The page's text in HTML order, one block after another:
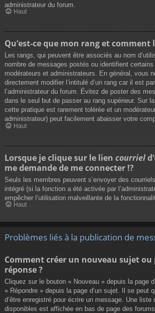
administrateur du forum.
Haut
Qu’est-ce que mon rang et comment
Les rangs, qui peuvent être associés au nom
nombre de messages postés ou identifient
modérateurs et administrateurs. En général, vous
directement modifier l’intitulé d’un rang car il est
l’administrateur du forum. Évitez de poster des
dans le seul but de passer au rang supérieur. Sur
cette pratique est rarement tolérée et un
administrateur) peut facilement abaisser votre
Haut
Lorsque je clique sur le lien courriel
me demande de me connecter !?
Seuls les membres peuvent s’envoyer des
intégré (si la fonction a été activée par
empêcher l’utilisation malveillante de la
Haut
Problèmes liés à la publication de
Comment créer un nouveau sujet ou
réponse ?
Cliquez sur le bouton « Nouveau » depuis la page
« Répondre » depuis la page d’un sujet. Il se peut
d’être enregistré pour écrire un message. Une liste
disponibles est affichée en bas de page des